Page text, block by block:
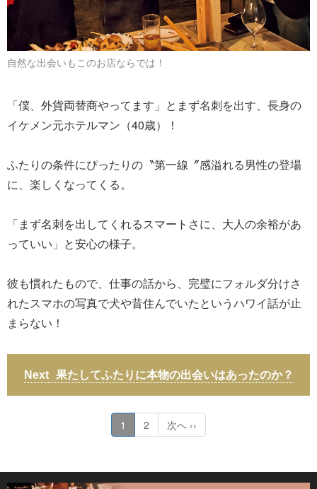
自然な出会いもこのお店ならでは！
「僕、外貨両替商やってます」とまず名刺を出す、長身の
イケメン元ホテルマン（40歳）！
ふたりの条件にぴったりの〝第一線〞感溢れる男性の登場
に、楽しくなってくる。
「まず名刺を出してくれるスマートさに、大人の余裕があ
っていい」と安心の様子。
彼も慣れたもので、仕事の話から、完璧にフォルダ分けさ
れたスマホの写真で犬や昔住んでいたというハワイ話が止
まらない！
果たしてふたりに本物の出会いはあったのか？
1 2 次へ ››